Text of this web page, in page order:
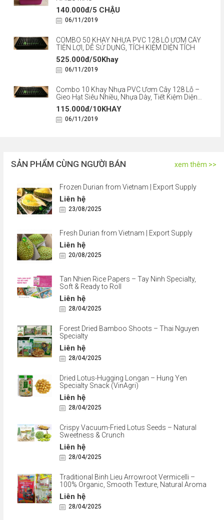
140.000đ/5 CHẬU
06/11/2019
COMBO 50 KHAY NHỰA PVC 128 LỖ ƯƠM CÂY
TIỆN LỢI, DỄ SỬ DỤNG, TÍCH KIỆM DIỆN TÍCH
525.000đ/50Khay
06/11/2019
Combo 10 Khay Nhựa PVC Ươm Cây 128 Lỗ –
Gieo Hạt Siêu Nhiều, Nhựa Dày, Tiết Kiệm Diện
Tích
115.000đ/10KHAY
06/11/2019
SẢN PHẨM CÙNG NGƯỜI BÁN xem thêm >>
Frozen Durian from Vietnam | Export Supply
Liên hệ
23/08/2025
Fresh Durian from Vietnam | Export Supply
Liên hệ
20/08/2025
Tan Nhien Rice Papers – Tay Ninh Specialty,
Soft & Ready to Roll
Liên hệ
28/04/2025
Forest Dried Bamboo Shoots – Thai Nguyen
Specialty
Liên hệ
28/04/2025
Dried Lotus-Hugging Longan – Hung Yen
Specialty Snack (VinAgri)
Liên hệ
28/04/2025
Crispy Vacuum-Fried Lotus Seeds – Natural
Sweetness & Crunch
Liên hệ
28/04/2025
Traditional Binh Lieu Arrowroot Vermicelli –
100% Organic, Smooth Texture, Natural Aroma
Liên hệ
28/04/2025